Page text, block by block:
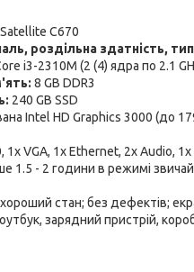
C670
роздільна здатність,
i3-2310M (2 (4) ядра по 2.1
8 GB DDR3
240 GB SSD
Intel HD Graphics 3000 (до
1x VGA, 1x Ethernet, 2x Audio,
1.5 - 2 години в режимі
стан; без дефектів;
зарядний пристрій,